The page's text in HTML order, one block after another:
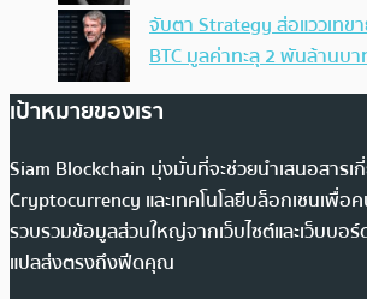
จับตา Strategy ส่อแววเทข
BTC มูลค่าทะลุ 2 พันล้านบ
เป้าหมายของเรา
Siam Blockchain มุ่งมั่นที่จะช่วยนำเสนอสารเ
Cryptocurrency และเทคโนโลยีบล็อกเชนเพื่อค
รวบรวมข้อมูลส่วนใหญ่จากเว็บไซต์และเว็บบอร์
แปลส่งตรงถึงฟีดคุณ